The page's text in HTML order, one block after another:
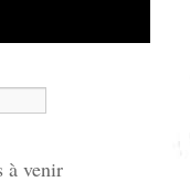
à venir